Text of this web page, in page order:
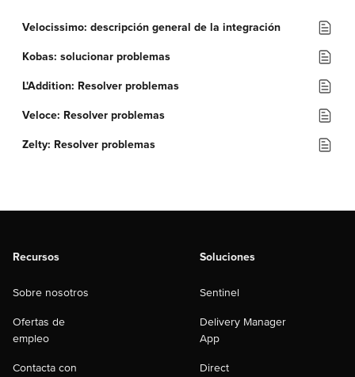
Velocissimo: descripción general de la integración
Kobas: solucionar problemas
L'Addition: Resolver problemas
Veloce: Resolver problemas
Zelty: Resolver problemas
Recursos
Sobre nosotros
Ofertas de
empleo
Contacta con
Soluciones
Sentinel
Delivery Manager
App
Direct